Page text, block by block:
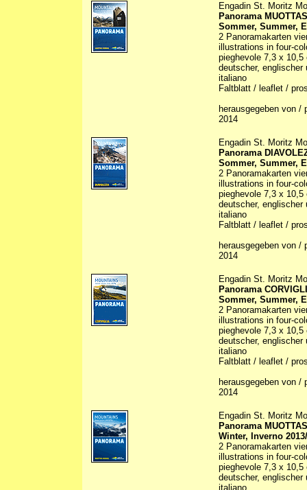
Engadin St. Moritz
Panorama
Sommer, Summer,
2 Panoramakarten
illustrations in four-
pieghevole 7,3 x 10,5
deutscher,
italiano
Faltblatt / leaflet /
herausgegeben von
2014
Engadin St. Moritz
Panorama
Sommer, Summer,
2 Panoramakarten
illustrations in four-
pieghevole 7,3 x 10,5
deutscher,
italiano
Faltblatt / leaflet /
herausgegeben von
2014
Engadin St. Moritz
Panorama
Sommer, Summer,
2 Panoramakarten
illustrations in four-
pieghevole 7,3 x 10,5
deutscher,
italiano
Faltblatt / leaflet /
herausgegeben von
2014
Engadin St. Moritz
Panorama
Winter, Inverno
2 Panoramakarten
illustrations in four-
pieghevole 7,3 x 10,5
deutscher,
italiano